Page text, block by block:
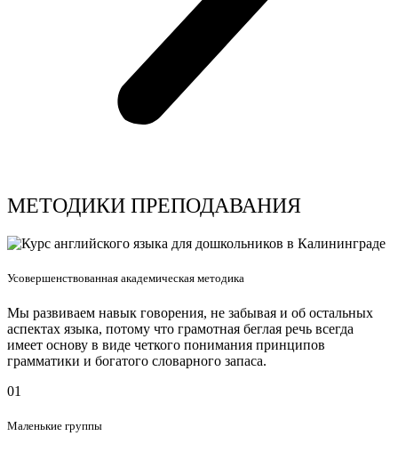
МЕТОДИКИ ПРЕПОДАВАНИЯ
Усовершенствованная академическая методика
Мы развиваем навык говорения, не забывая и об остальных
аспектах языка, потому что грамотная беглая речь всегда
имеет основу в виде четкого понимания принципов
грамматики и богатого словарного запаса.
01
Маленькие группы